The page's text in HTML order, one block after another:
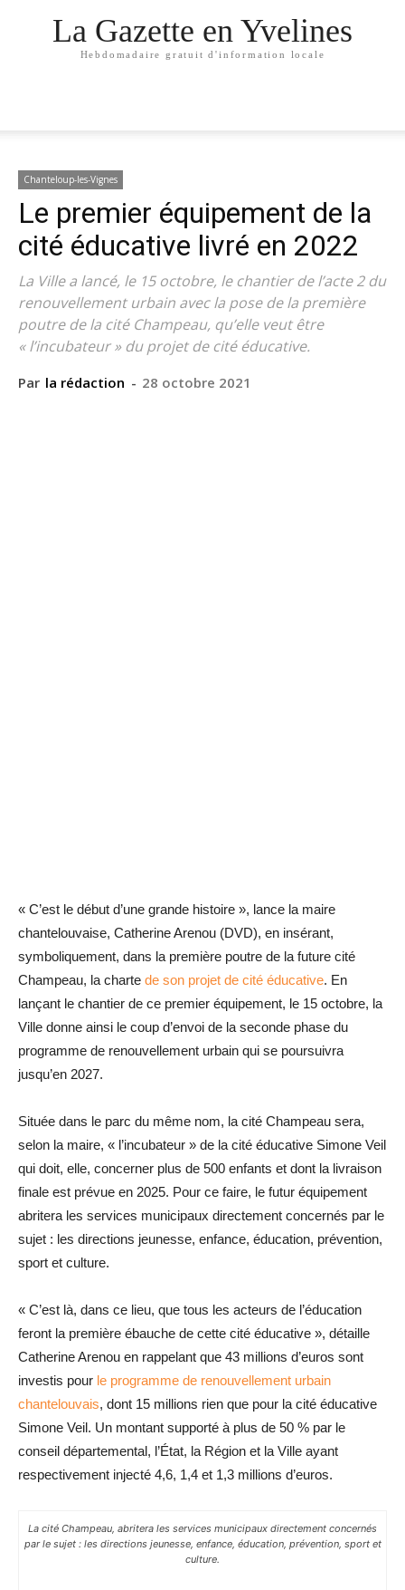
La Gazette en Yvelines
Hebdomadaire gratuit d'information locale
Chanteloup-les-Vignes
Le premier équipement de la
cité éducative livré en 2022
La Ville a lancé, le 15 octobre, le chantier de l’acte 2 du
renouvellement urbain avec la pose de la première
poutre de la cité Champeau, qu’elle veut être
« l’incubateur » du projet de cité éducative.
Par la rédaction - 28 octobre 2021
« C’est le début d’une grande histoire », lance la maire
chantelouvaise, Catherine Arenou (DVD), en insérant,
symboliquement, dans la première poutre de la future cité
Champeau, la charte de son projet de cité éducative. En
lançant le chantier de ce premier équipement, le 15 octobre, la
Ville donne ainsi le coup d’envoi de la seconde phase du
programme de renouvellement urbain qui se poursuivra
jusqu’en 2027.
Située dans le parc du même nom, la cité Champeau sera,
selon la maire, « l’incubateur » de la cité éducative Simone Veil
qui doit, elle, concerner plus de 500 enfants et dont la livraison
finale est prévue en 2025. Pour ce faire, le futur équipement
abritera les services municipaux directement concernés par le
sujet : les directions jeunesse, enfance, éducation, prévention,
sport et culture.
« C’est là, dans ce lieu, que tous les acteurs de l’éducation
feront la première ébauche de cette cité éducative », détaille
Catherine Arenou en rappelant que 43 millions d’euros sont
investis pour le programme de renouvellement urbain
chantelouvais, dont 15 millions rien que pour la cité éducative
Simone Veil. Un montant supporté à plus de 50 % par le
conseil départemental, l’État, la Région et la Ville ayant
respectivement injecté 4,6, 1,4 et 1,3 millions d’euros.
La cité Champeau, abritera les services municipaux directement concernés
par le sujet : les directions jeunesse, enfance, éducation, prévention, sport et
culture.